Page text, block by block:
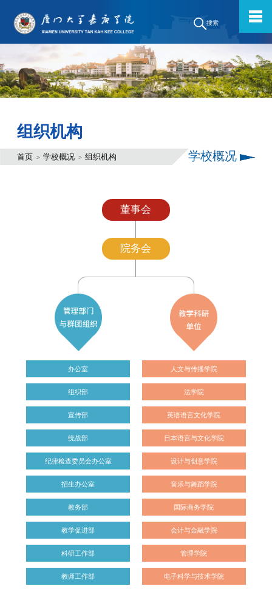
搜索
组织机构
首页 > 学校概况 > 组织机构 学校概况
董事会
院务会
办公室
组织部
宣传部
统战部
纪律检查委员会办公室
招生办公室
教务部
教学促进部
科研工作部
教师工作部
人文与传播学院
法学院
英语语言文化学院
日本语言与文化学院
设计与创意学院
音乐与舞蹈学院
国际商务学院
会计与金融学院
管理学院
电子科学与技术学院